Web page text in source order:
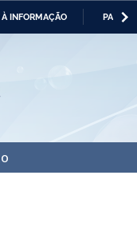
INFORMAÇÃO